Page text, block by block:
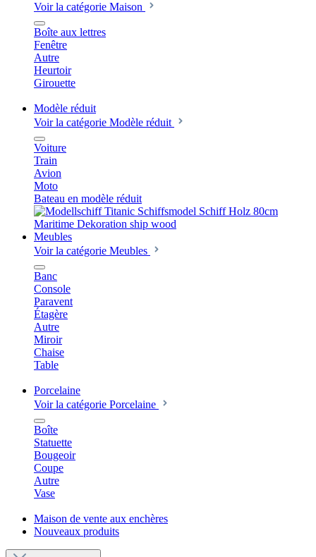
Voir la catégorie Maison
Boîte aux lettres
Fenêtre
Autre
Heurtoir
Girouette
Modèle réduit
Voir la catégorie Modèle réduit
Voiture
Train
Avion
Moto
Bateau en modèle réduit
Meubles
Voir la catégorie Meubles
Banc
Console
Paravent
Étagère
Autre
Miroir
Chaise
Table
Porcelaine
Voir la catégorie Porcelaine
Boîte
Statuette
Bougeoir
Coupe
Autre
Vase
Maison de vente aux enchères
Nouveaux produits